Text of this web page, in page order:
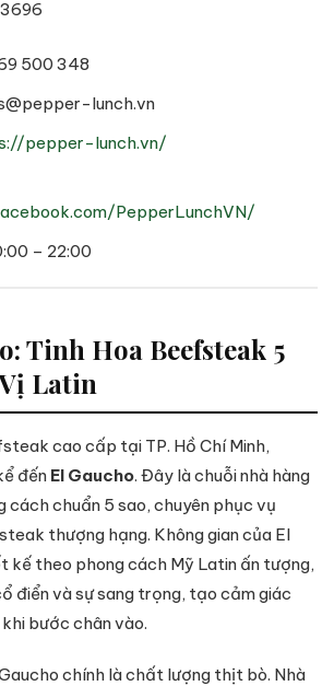
500 348
lunch.vn
pepper-lunch.vn/
PepperLunchVN/
– 22:00
Tinh Hoa Beefsteak 5
Latin
cao cấp tại TP. Hồ Chí Minh,
đến El Gaucho. Đây là chuỗi nhà hàng
cách chuẩn 5 sao, chuyên phục vụ
thượng hạng. Không gian của El
kế theo phong cách Mỹ Latin ấn tượng,
điển và sự sang trọng, tạo cảm giác
bước chân vào.
chính là chất lượng thịt bò. Nhà